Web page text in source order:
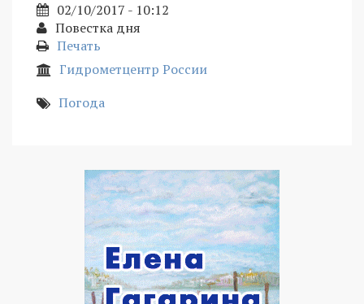
02/10/2017 - 10:12
Повестка дня
Печать
Гидрометцентр России
Погода